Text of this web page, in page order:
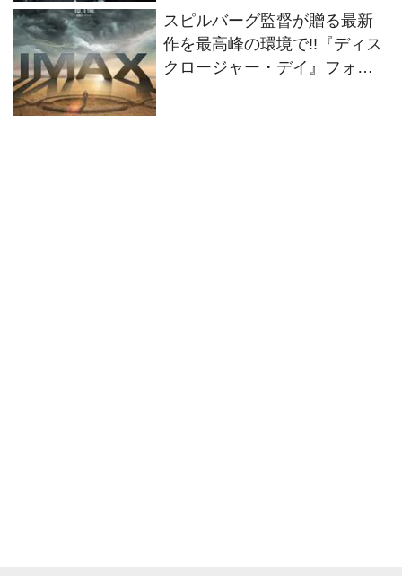
スピルバーグ監督が贈る最新
作を最高峰の環境で!!『ディス
クロージャー・デイ』フォー